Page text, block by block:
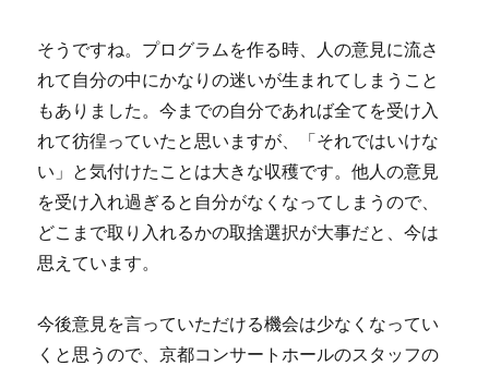
そうですね。プログラムを作る時、人の意見に流さ
れて自分の中にかなりの迷いが生まれてしまうこと
もありました。今までの自分であれば全てを受け入
れて彷徨っていたと思いますが、「それではいけな
い」と気付けたことは大きな収穫です。他人の意見
を受け入れ過ぎると自分がなくなってしまうので、
どこまで取り入れるかの取捨選択が大事だと、今は
思えています。
今後意見を言っていただける機会は少なくなってい
くと思うので、京都コンサートホールのスタッフの